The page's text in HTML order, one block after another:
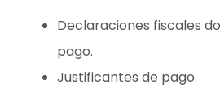
Declaraciones fiscales
pago.
Justificantes de pago.